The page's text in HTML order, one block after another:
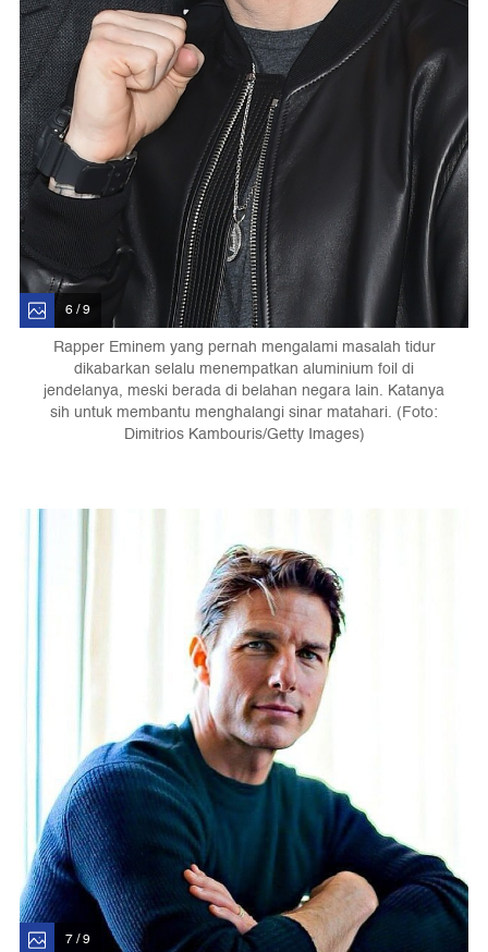
6 / 9
Rapper Eminem yang pernah mengalami masalah tidur
dikabarkan selalu menempatkan aluminium foil di
jendelanya, meski berada di belahan negara lain. Katanya
sih untuk membantu menghalangi sinar matahari. (Foto:
Dimitrios Kambouris/Getty Images)
7 / 9